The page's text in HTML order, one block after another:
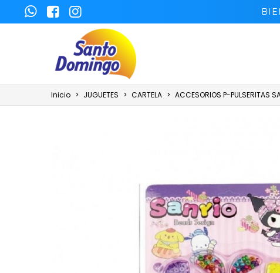
Inicio > JUGUETES > CARTELA > ACCESORIOS P-PULSERITAS